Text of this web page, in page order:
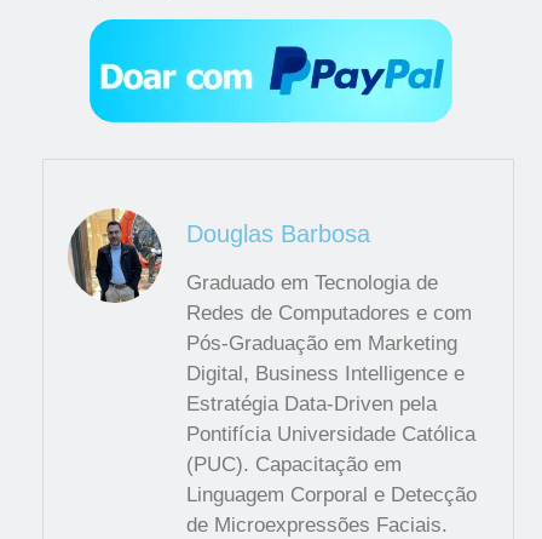
Douglas Barbosa
Graduado em Tecnologia de
Redes de Computadores e com
Pós-Graduação em Marketing
Digital, Business Intelligence e
Estratégia Data-Driven pela
Pontifícia Universidade Católica
(PUC). Capacitação em
Linguagem Corporal e Detecção
de Microexpressões Faciais.